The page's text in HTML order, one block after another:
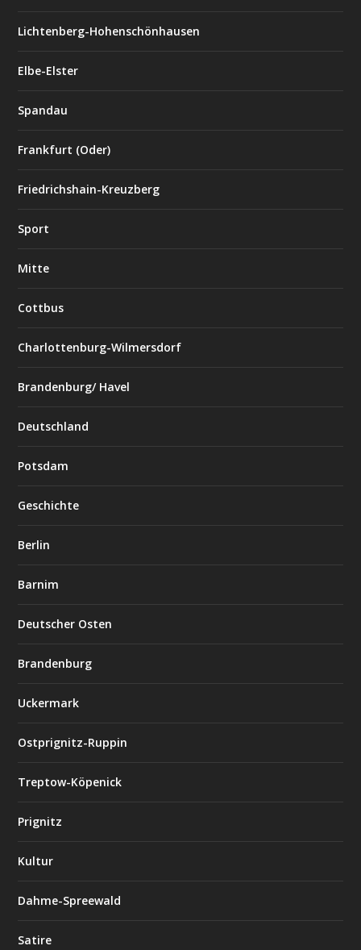
Lichtenberg-Hohenschönhausen
Elbe-Elster
Spandau
Frankfurt (Oder)
Friedrichshain-Kreuzberg
Sport
Mitte
Cottbus
Charlottenburg-Wilmersdorf
Brandenburg/ Havel
Deutschland
Potsdam
Geschichte
Berlin
Barnim
Deutscher Osten
Brandenburg
Uckermark
Ostprignitz-Ruppin
Treptow-Köpenick
Prignitz
Kultur
Dahme-Spreewald
Satire